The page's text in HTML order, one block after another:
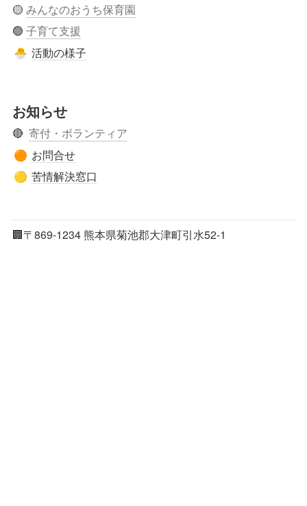
🟡 みんなのおうち保育園
🟢 子育て支援
🐣 活動の様子
お知らせ
🔴 寄付・ボランティア
🟠 お問合せ
🟡 苦情解決窓口
🏢〒869-1234 熊本県菊池郡大津町引水52-1